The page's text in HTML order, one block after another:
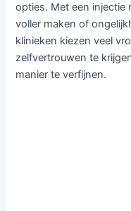
opties. Met een injectie
voller maken of
klinieken kiezen veel
zelfvertrouwen te
manier te verfijnen.